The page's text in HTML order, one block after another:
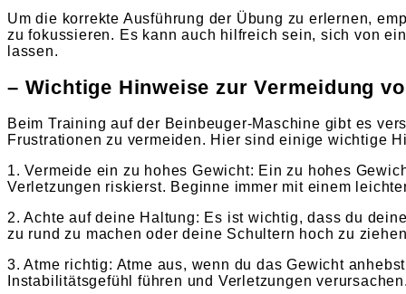
Um die korrekte Ausführung der Übung zu erlernen,
zu fokussieren. Es kann auch hilfreich sein, sich von
lassen.
– Wichtige Hinweise zur Vermeidung
Beim Training auf der Beinbeuger-Maschine gibt es
Frustrationen zu vermeiden. Hier sind einige wichtige
1. Vermeide ein zu hohes Gewicht: Ein zu hohes
Verletzungen riskierst. Beginne immer mit einem
2. Achte auf deine Haltung: Es ist wichtig, dass du
zu rund zu machen oder deine Schultern hoch zu
3. Atme richtig: Atme aus, wenn du das Gewicht
Instabilitätsgefühl führen und Verletzungen